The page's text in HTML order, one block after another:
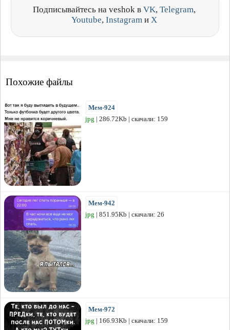
Подписывайтесь на veshok в VK, Telegram,
Youtube, Instagram и X
Похожие файлы
Мем-924
jpg | 286.72Kb | скачали: 159
Мем-942
jpg | 851.95Kb | скачали: 26
Мем-972
jpg | 166.93Kb | скачали: 159